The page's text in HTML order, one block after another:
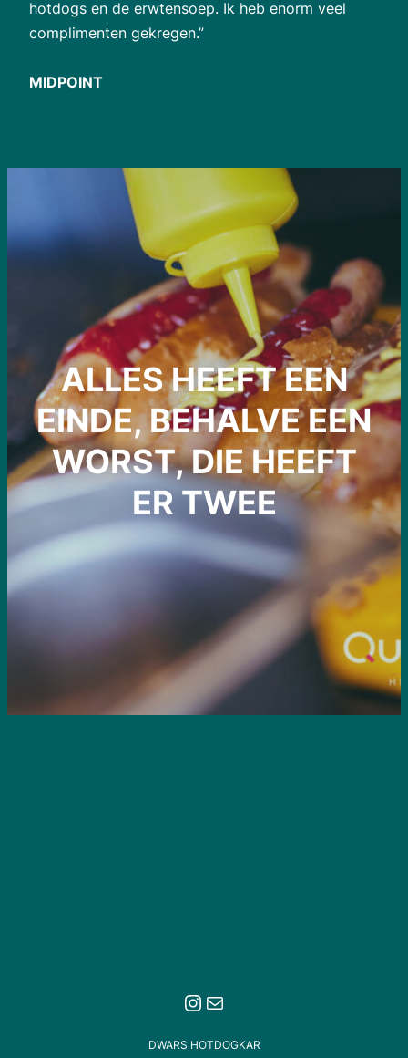
hotdogs en de erwtensoep. Ik heb enorm veel
complimenten gekregen.”
MIDPOINT
ALLES HEEFT EEN
EINDE, BEHALVE EEN
WORST, DIE HEEFT
ER TWEE
Instagram
E-mail
DWARS HOTDOGKAR